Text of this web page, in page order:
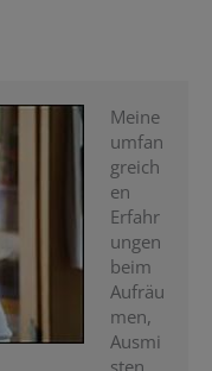
Meine
umfan
greich
en
Erfahr
ungen
beim
Aufräu
men,
Ausmi